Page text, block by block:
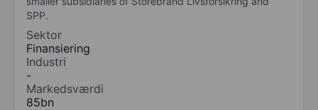
SPP.
Sektor
Finansiering
Industri
-
Markedsværdi
85bn